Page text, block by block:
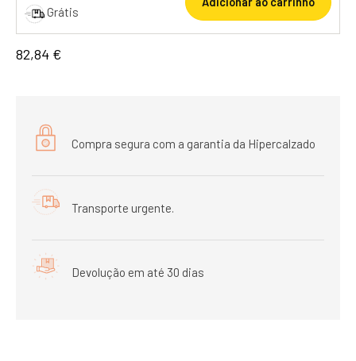
Grátis
82,84 €
Compra segura com a garantia da Hipercalzado
Transporte urgente.
Devolução em até 30 dias